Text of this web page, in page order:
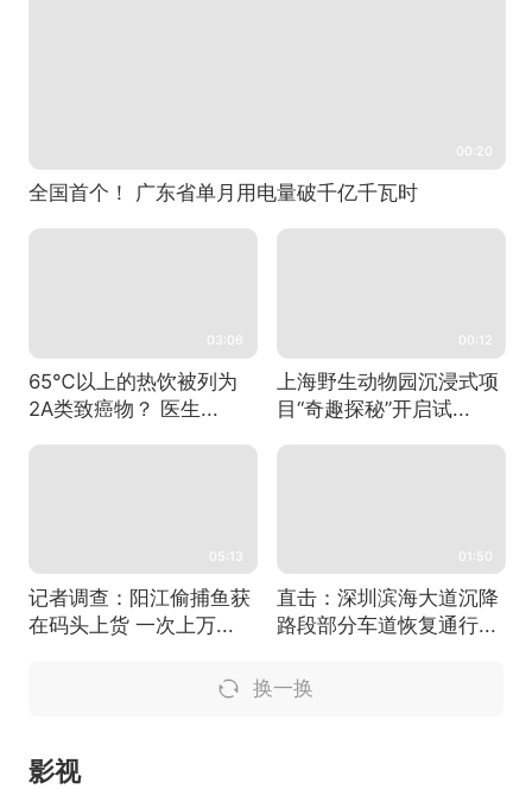
00:20
全国首个！ 广东省单月用电量破千亿千瓦时
03:06
65℃以上的热饮被列为
2A类致癌物？ 医生...
00:12
上海野生动物园沉浸式项
目“奇趣探秘”开启试...
05:13
记者调查：阳江偷捕鱼获
在码头上货 一次上万...
01:50
直击：深圳滨海大道沉降
路段部分车道恢复通行...
换一换
影视